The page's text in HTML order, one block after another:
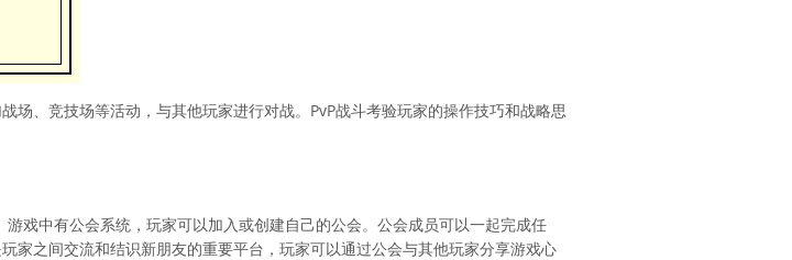
场、竞技场等活动，与其他玩家进行对战。PvP战斗考验玩家的操作技巧和战略思
戏中有公会系统，玩家可以加入或创建自己的公会。公会成员可以一起完成任
家之间交流和结识新朋友的重要平台，玩家可以通过公会与其他玩家分享游戏心